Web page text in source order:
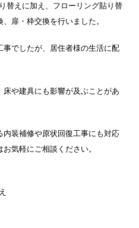
替えに加え、フローリング貼り替
扉・枠交換を行いました。
でしたが、居住者様の生活に配
や建具にも影響が及ぶことがあ
装補修や原状回復工事にも対応
気軽にご相談ください。